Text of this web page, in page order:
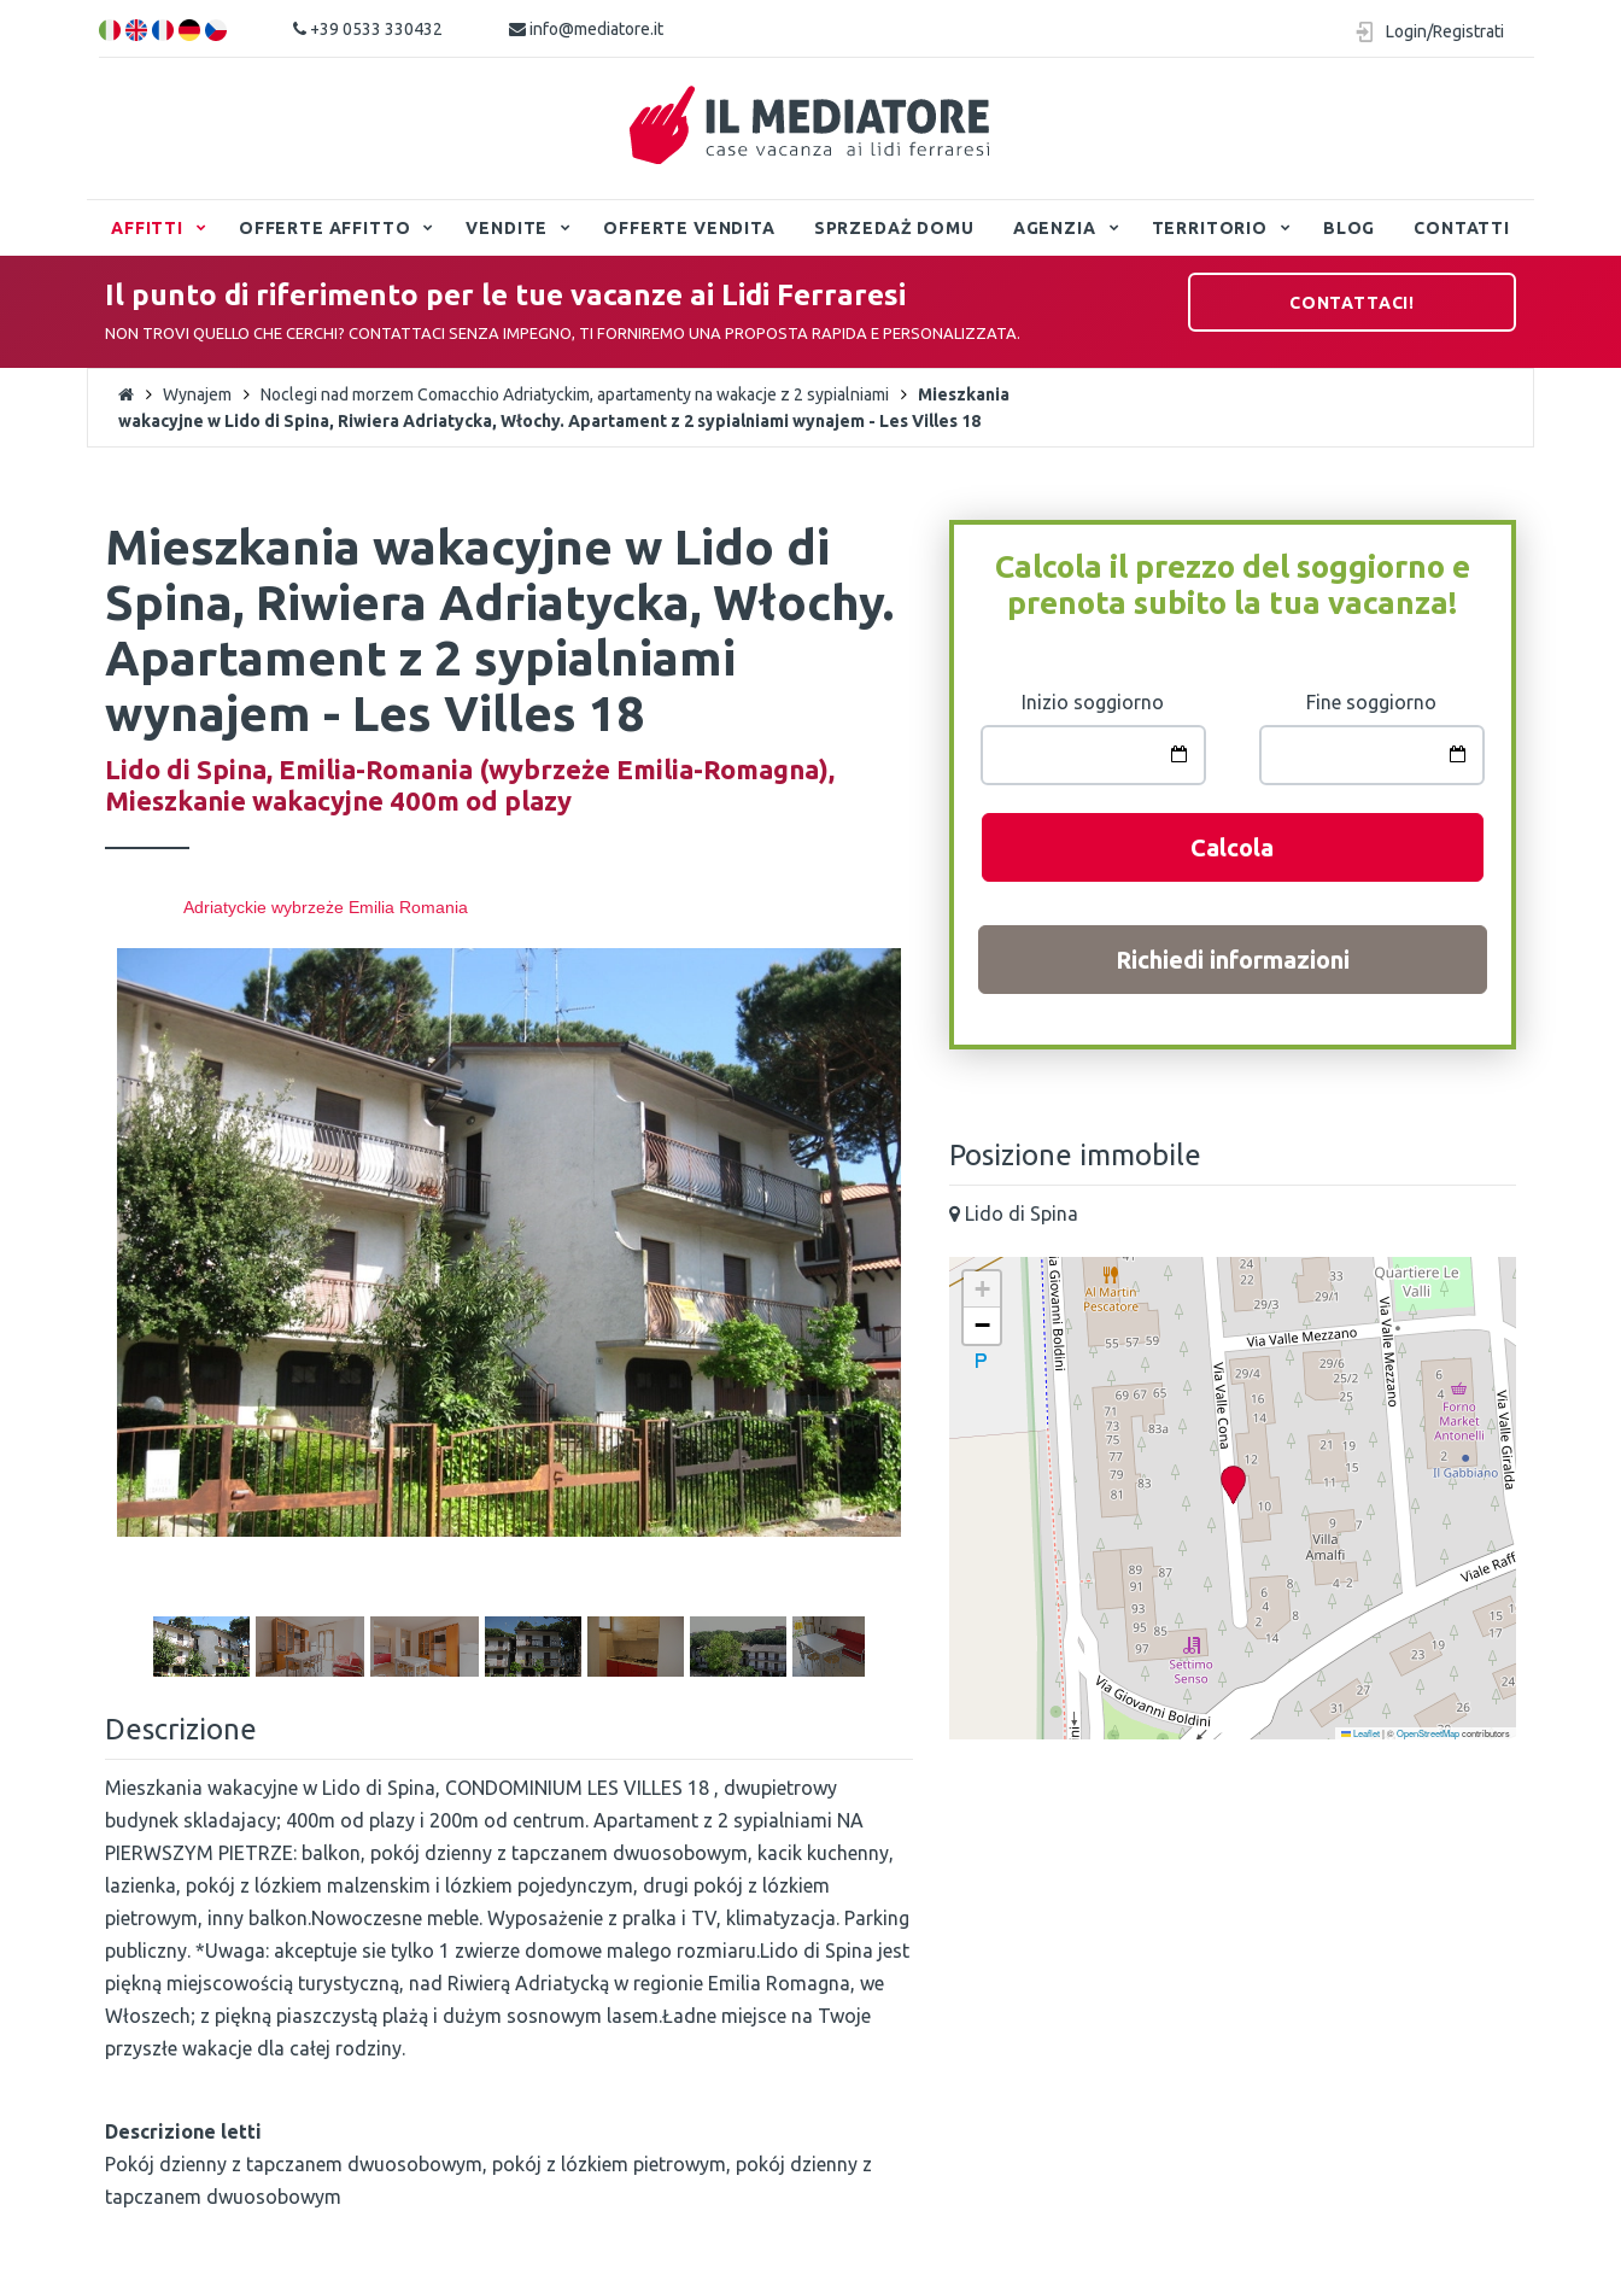
+39 0533 330432 info@mediatore.it Login/Registrati
AFFITTI OFFERTE AFFITTO VENDITE OFFERTE VENDITA SPRZEDAŻ DOMU AGENZIA TERRITORIO BLOG CONTATTI
Il punto di riferimento per le tue vacanze ai Lidi Ferraresi
NON TROVI QUELLO CHE CERCHI? CONTATTACI SENZA IMPEGNO, TI FORNIREMO UNA PROPOSTA RAPIDA E PERSONALIZZATA.
CONTATTACI!
Wynajem Noclegi nad morzem Comacchio Adriatyckim, apartamenty na wakacje z 2 sypialniami
Mieszkania
wakacyjne w Lido di Spina, Riwiera Adriatycka, Włochy. Apartament z 2 sypialniami wynajem - Les Villes 18
Mieszkania wakacyjne w Lido di
Spina, Riwiera Adriatycka, Włochy.
Apartament z 2 sypialniami
wynajem - Les Villes 18
Lido di Spina, Emilia-Romania (wybrzeże Emilia-Romagna),
Mieszkanie wakacyjne 400m od plazy
Adriatyckie wybrzeże Emilia Romania
Descrizione
Mieszkania wakacyjne w Lido di Spina, CONDOMINIUM LES VILLES 18 , dwupietrowy
budynek skladajacy; 400m od plazy i 200m od centrum. Apartament z 2 sypialniami NA
PIERWSZYM PIETRZE: balkon, pokój dzienny z tapczanem dwuosobowym, kacik kuchenny,
lazienka, pokój z lózkiem malzenskim i lózkiem pojedynczym, drugi pokój z lózkiem
pietrowym, inny balkon.Nowoczesne meble. Wyposażenie z pralka i TV, klimatyzacja. Parking
publiczny. *Uwaga: akceptuje sie tylko 1 zwierze domowe malego rozmiaru.Lido di Spina jest
piękną miejscowością turystyczną, nad Riwierą Adriatycką w regionie Emilia Romagna, we
Włoszech; z piękną piaszczystą plażą i dużym sosnowym lasem.Ładne miejsce na Twoje
przyszłe wakacje dla całej rodziny.
Descrizione letti
Pokój dzienny z tapczanem dwuosobowym, pokój z lózkiem pietrowym, pokój dzienny z
tapczanem dwuosobowym
Calcola il prezzo del soggiorno e
prenota subito la tua vacanza!
Inizio soggiorno Fine soggiorno
Calcola
Richiedi informazioni
Posizione immobile
Lido di Spina
+
−
Leaflet|©OpenStreetMapcontributors